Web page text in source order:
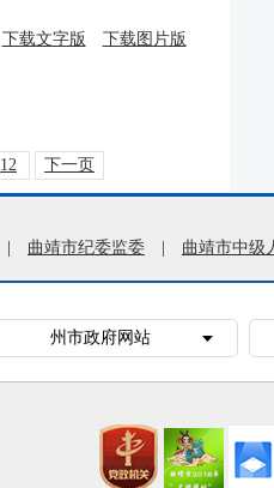
下载文字版
下载图片版
12 下一页
曲靖市纪委监委 曲靖市中级
州市政府网站